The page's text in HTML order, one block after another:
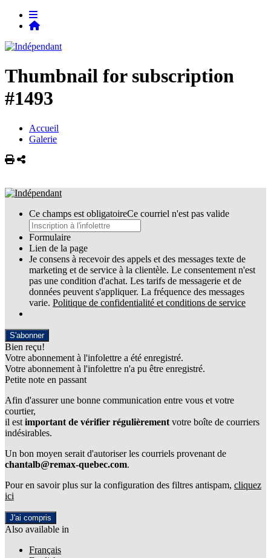
Thumbnail for subscription
#1493
Accueil
Galerie
Imprimer
Partager
Ce champs est obligatoireCe courriel n'est pas valide
Formulaire
Lien de la page
Je consens à recevoir des appels et des messages texte de
marketing et de service à la clientèle. Le consentement n'est
pas une condition d'achat. Les tarifs de messagerie et de
données peuvent s'appliquer. La fréquence des messages
varie. Politique de confidentialité et conditions de service
S'abonner
Bien reçu!
Votre abonnement à l'infolettre a été enregistré.
Votre abonnement à l'infolettre n'a pu être enregistré.
Petite note en passant
Afin d'assurer une bonne communication entre vous et votre
courtier,
il est important de vérifier régulièrement votre boîte de courriers
indésirables.
Un bon moyen serait d'autoriser les courriels provenant de
chantalb@remax-quebec.com.
Pour en savoir plus sur la configuration des filtres antispam, cliquez
ici
J'ai compris
Also available in
Français